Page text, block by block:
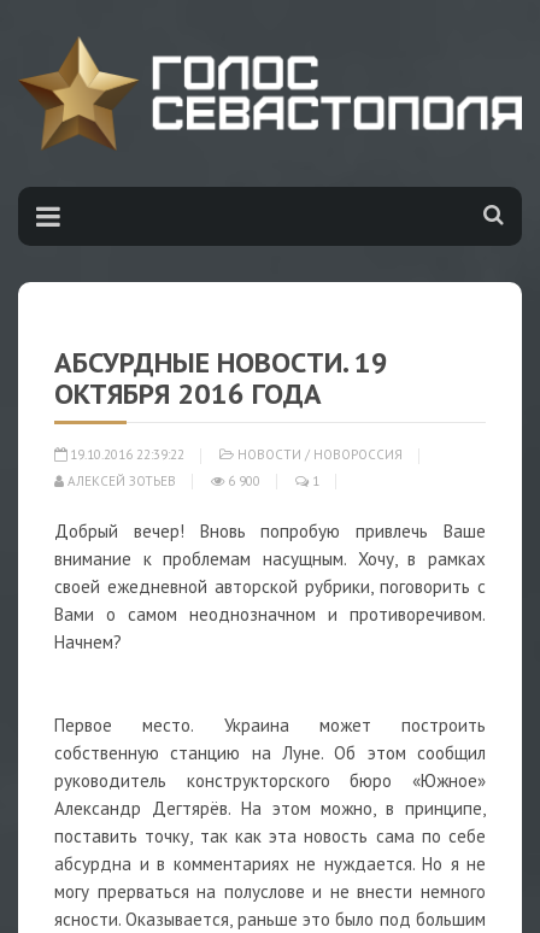
АБСУРДНЫЕ НОВОСТИ. 19
ОКТЯБРЯ 2016 ГОДА
19.10.2016 22:39:22 НОВОСТИ / НОВОРОССИЯ
АЛЕКСЕЙ ЗОТЬЕВ
6 900 1
Добрый вечер! Вновь попробую привлечь Ваше
внимание к проблемам насущным. Хочу, в рамках
своей ежедневной авторской рубрики, поговорить с
Вами о самом неоднозначном и противоречивом.
Начнем?
Первое место. Украина может построить
собственную станцию на Луне. Об этом сообщил
руководитель конструкторского бюро «Южное»
Александр Дегтярёв. На этом можно, в принципе,
поставить точку, так как эта новость сама по себе
абсурдна и в комментариях не нуждается. Но я не
могу прерваться на полуслове и не внести немного
ясности. Оказывается, раньше это было под большим